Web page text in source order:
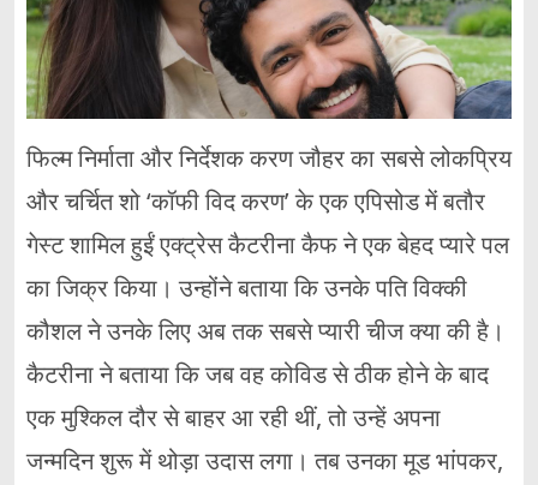
फिल्म निर्माता और निर्देशक करण जौहर का सबसे लोकप्रिय
और चर्चित शो ‘कॉफी विद करण’ के एक एपिसोड में बतौर
गेस्ट शामिल हुईं एक्ट्रेस कैटरीना कैफ ने एक बेहद प्यारे पल
का जिक्र किया। उन्होंने बताया कि उनके पति विक्की
कौशल ने उनके लिए अब तक सबसे प्यारी चीज क्या की है।
कैटरीना ने बताया कि जब वह कोविड से ठीक होने के बाद
एक मुश्किल दौर से बाहर आ रही थीं, तो उन्हें अपना
जन्मदिन शुरू में थोड़ा उदास लगा। तब उनका मूड भांपकर,